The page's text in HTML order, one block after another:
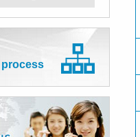
process